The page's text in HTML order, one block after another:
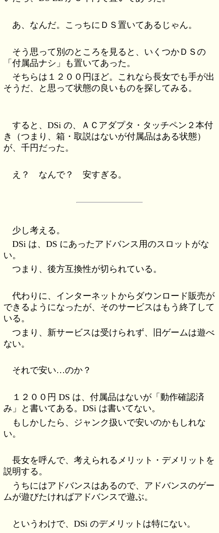
あ、なんだ。こっちにＤＳ置いてあるじゃん。
そう思って別のところを見ると、いくつかＤＳの
「付属品ナシ」も置いてあった。
そちらは１２００円ほど。これなら長女でも手が出
そうだ、と思って状態の良いものを探してみる。
すると、DSi の、ＡＣアダプタ・タッチペン２本付
き（つまり、箱・取説はないが付属品はある状態）
が、千円だった。
え？ なんで？ 安すぎる。
少し考える。
DSi は、DS にあったアドバンス用のスロットがな
い。
つまり、後方互換性が切られている。
代わりに、インターネットからダウンロード販売が
できるようになったが、そのサービスはもう終了して
いる。
つまり、新サービスは受けられず、旧ゲームは遊べ
ない。
それで安い…のか？
１２００円 DS は、付属品はないが「動作確認済
み」と書いてある。DSi は書いてない。
もしかしたら、ジャンク扱いで安いのかもしれな
い。
長女を呼んで、考えられるメリット・デメリットを
説明する。
うちにはアドバンスはあるので、アドバンスのゲー
ムが遊びたければアドバンスで遊ぶ。
というわけで、DSi のデメリットは特にない。